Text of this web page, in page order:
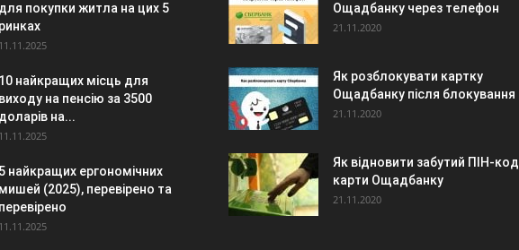
для покупки житла на цих 5
ринках
11.11.2025
10 найкращих місць для
виходу на пенсію за 3500
доларів на...
11.11.2025
5 найкращих ергономічних
мишей (2025), перевірено та
перевірено
11.11.2025
Ощадбанку через телефон
21.11.2020
Як розблокувати картку
Ощадбанку після блокування
21.11.2020
Як відновити забутий ПІН-код
карти Ощадбанку
21.11.2020